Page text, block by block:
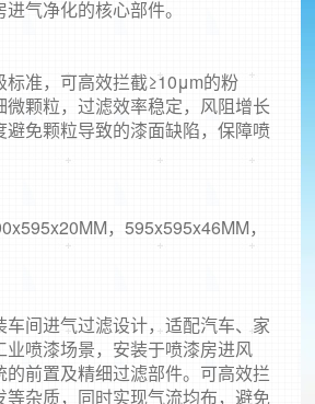
气净化的核心部件。
标准，可高效拦截≥10μm的粉
微颗粒，过滤效率稳定，风阻增长
避免颗粒导致的漆面缺陷，保障喷
， 595x595x46MM，
车间进气过滤设计，适配汽车、家
业喷漆场景，安装于喷漆房进风
的前置及精细过滤部件。可高效拦
等杂质，同时实现气流均布，避免